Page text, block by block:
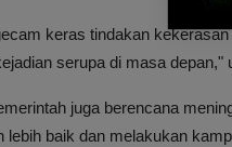
keras tindakan
serupa di masa
juga berencana
lebih baik dan melakukan